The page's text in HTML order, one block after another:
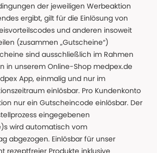
der jeweiligen Werbeaktion
ergibt, gilt für die Einlösung von
und anderen insoweit
(zusammen „Gutscheine“)
sind ausschließlich im Rahmen
in unserem Online-Shop medpex.de
App, einmalig und nur im
einlösbar. Pro Kundenkonto
nur ein Gutscheincode einlösbar. Der
eingegebenen
wird automatisch vom
abgezogen. Einlösbar für unser